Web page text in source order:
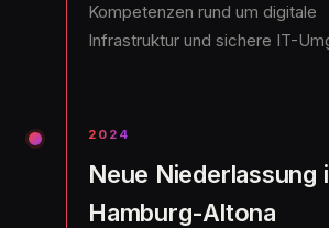
Kompetenzen rund um digitale
Infrastruktur und sichere IT-
2024
Neue Niederlassung
Hamburg-Altona